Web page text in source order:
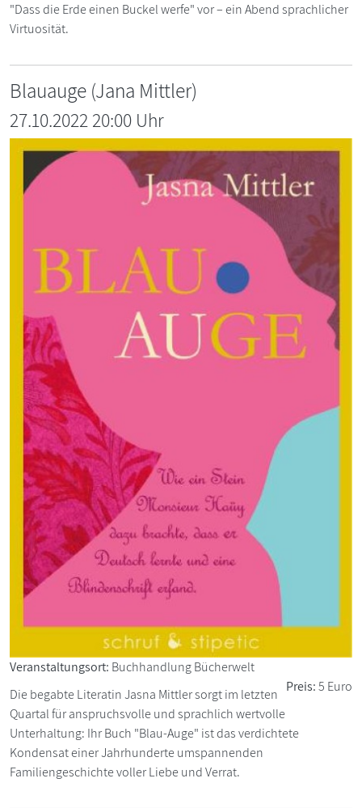
"Dass die Erde einen Buckel werfe" vor – ein Abend sprachlicher
Virtuosität.
Blauauge (Jana Mittler)
27.10.2022 20:00 Uhr
Veranstaltungsort: Buchhandlung Bücherwelt
Preis:5 Euro
Die begabte Literatin Jasna Mittler sorgt im letzten
Quartal für anspruchsvolle und sprachlich wertvolle
Unterhaltung: Ihr Buch "Blau-Auge" ist das verdichtete
Kondensat einer Jahrhunderte umspannenden
Familiengeschichte voller Liebe und Verrat.